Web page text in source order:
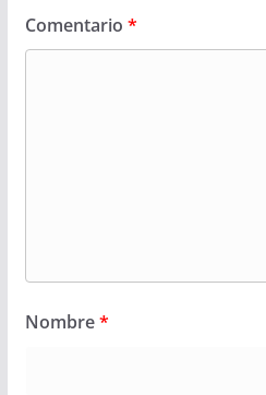
Comentario *
Nombre*